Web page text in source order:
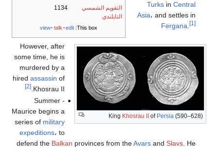
التقويم الشمسي
التايلندي
1134
This box:
view talk edit
King Khosrau II of Persia (590–628)
Turksin Central
Asia، and settles in
Fergana
[1]
However, after
some time, he is
murdered by a
hiredassassin of
Khosrau II.
[2]
Summer -
Maurice begins a
series of military
expeditions، to
defend the Balkan provinces from theAvarsand Slavs. He